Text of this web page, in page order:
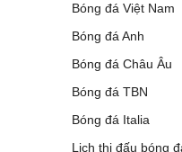
Bóng đá Việt Nam
Bóng đá Anh
Bóng đá Châu Âu
Bóng đá TBN
Bóng đá Italia
Lịch thi đấu bóng